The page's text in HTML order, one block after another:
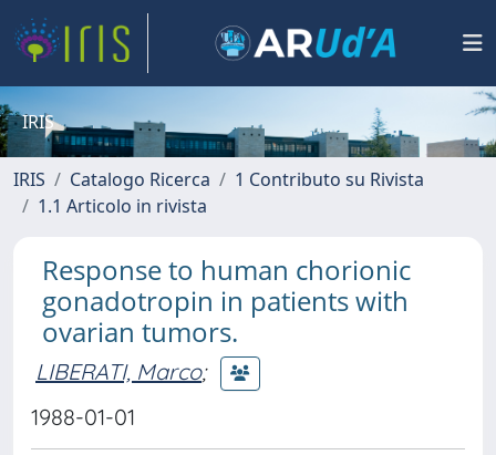
IRIS
IRIS Catalogo Ricerca
1 Contributo su Rivista
1.1 Articolo in rivista
Response to human chorionic
gonadotropin in patients with
ovarian tumors.
LIBERATI, Marco;
1988-01-01